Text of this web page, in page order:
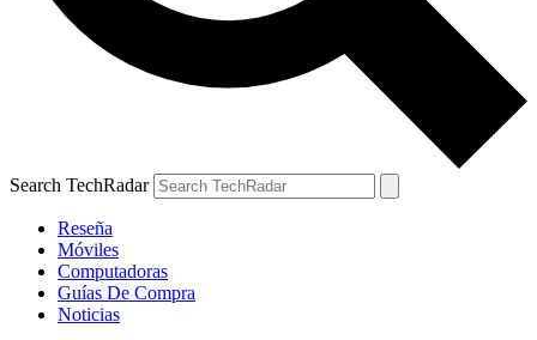
Search TechRadar
Reseña
Móviles
Computadoras
Guías De Compra
Noticias